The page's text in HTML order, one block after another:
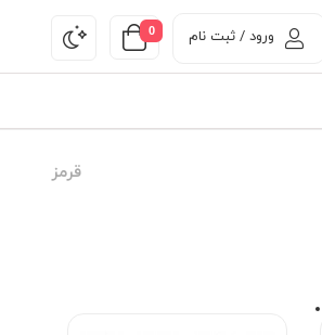
0 ورود / ثبت نام
قرمز